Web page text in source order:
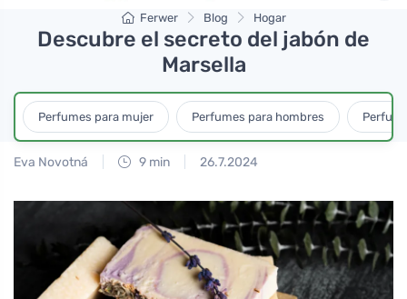
Ferwer Blog Hogar
Descubre el secreto del jabón de
Marsella
Perfumes para mujer Perfumes para hombres
Eva Novotná 9 min 26.7.2024